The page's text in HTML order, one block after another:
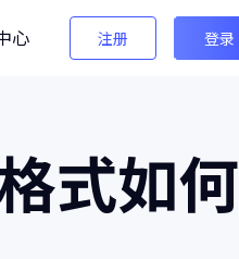
心 注册 登录
式如何